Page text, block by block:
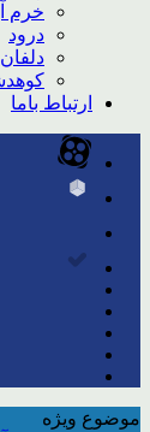
خرم
درود
دلفان
ارتباط باما
موضوع ویژه